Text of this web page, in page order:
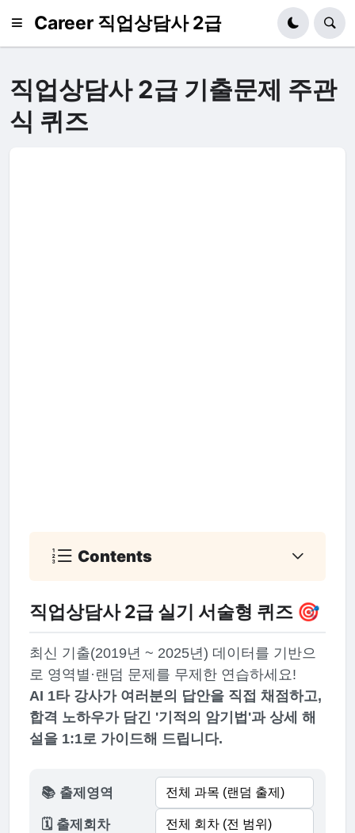
Career 직업상담사 2급
직업상담사 2급 기출문제 주관
식 퀴즈
Contents
직업상담사 2급 실기 서술형 퀴즈 🎯
최신 기출(2019년 ~ 2025년) 데이터를 기반으
로 영역별·랜덤 문제를 무제한 연습하세요!
AI 1타 강사가 여러분의 답안을 직접 채점하고,
합격 노하우가 담긴 '기적의 암기법'과 상세 해
설을 1:1로 가이드해 드립니다.
📚 출제영역
🗓️ 출제회차